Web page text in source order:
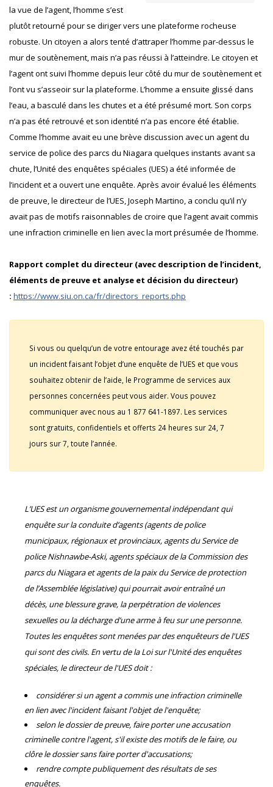
la vue de l’agent, l’homme s’est
plutôt retourné pour se diriger vers une plateforme rocheuse
robuste. Un citoyen a alors tenté d’attraper l’homme par-dessus le
mur de soutènement, mais n’a pas réussi à l’atteindre. Le citoyen et
l’agent ont suivi l’homme depuis leur côté du mur de soutènement et
l’ont vu s’asseoir sur la plateforme. L’homme a ensuite glissé dans
l’eau, a basculé dans les chutes et a été présumé mort. Son corps
n’a pas été retrouvé et son identité n’a pas encore été établie.
Comme l’homme avait eu une brève discussion avec un agent du
service de police des parcs du Niagara quelques instants avant sa
chute, l’Unité des enquêtes spéciales (UES) a été informée de
l’incident et a ouvert une enquête. Après avoir évalué les éléments
de preuve, le directeur de l’UES, Joseph Martino, a conclu qu’il n’y
avait pas de motifs raisonnables de croire que l’agent avait commis
une infraction criminelle en lien avec la mort présumée de l’homme.
Rapport complet du directeur (avec description de l’incident,
éléments de preuve et analyse et décision du directeur)
: https://www.siu.on.ca/fr/directors_reports.php
Si vous ou quelqu’un de votre entourage avez été touchés par
un incident faisant l’objet d’une enquête de l’UES et que vous
souhaitez obtenir de l’aide, le Programme de services aux
personnes concernées peut vous aider. Vous pouvez
communiquer avec nous au 1 877 641-1897. Les services
sont gratuits, confidentiels et offerts 24 heures sur 24, 7
jours sur 7, toute l’année.
L’UES est un organisme gouvernemental indépendant qui
enquête sur la conduite d’agents (agents de police
municipaux, régionaux et provinciaux, agents du Service de
police Nishnawbe-Aski, agents spéciaux de la Commission des
parcs du Niagara et agents de la paix du Service de protection
de l’Assemblée législative) qui pourrait avoir entraîné un
décès, une blessure grave, la perpétration de violences
sexuelles ou la décharge d’une arme à feu sur une personne.
Toutes les enquêtes sont menées par des enquêteurs de l'UES
qui sont des civils. En vertu de la Loi sur l'Unité des enquêtes
spéciales, le directeur de l'UES doit :
considérer si un agent a commis une infraction criminelle
en lien avec l'incident faisant l'objet de l'enquête;
selon le dossier de preuve, faire porter une accusation
criminelle contre l'agent, s'il existe des motifs de le faire, ou
clôre le dossier sans faire porter d'accusations;
rendre compte publiquement des résultats de ses
enquêtes.